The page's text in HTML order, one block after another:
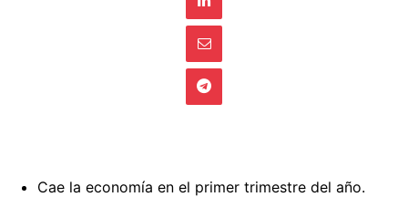
Cae la economía en el primer trimestre del año.